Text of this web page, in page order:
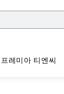
프레미아 티엔씨